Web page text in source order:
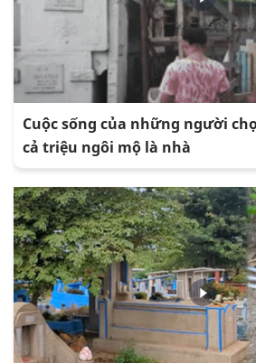
Cuộc sống của những người
cả triệu ngôi mộ là nhà